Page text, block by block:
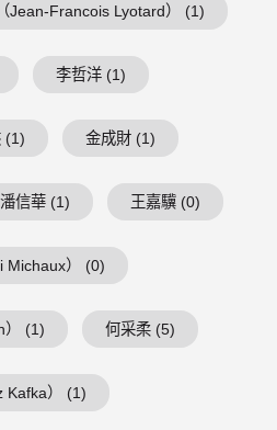
Jean-Francois Lyotard） (1)
李哲洋 (1)
(1) 金成財 (1)
潘信華 (1) 王嘉驥 (0)
Michaux） (0)
） (1) 何采柔 (5)
Kafka） (1)